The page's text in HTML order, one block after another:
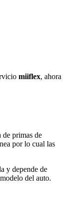
miiflex, ahora
de primas de
por lo cual las
y depende de
del auto.